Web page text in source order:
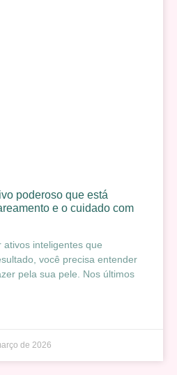
poderoso que está
e o cuidado com
ativos inteligentes que
você precisa entender
pela sua pele. Nos últimos
de 2026